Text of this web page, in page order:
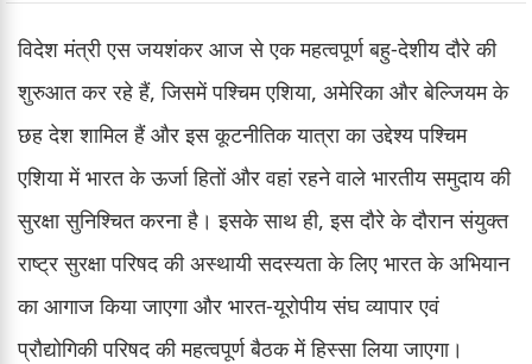
विदेश मंत्री एस जयशंकर आज से एक महत्वपूर्ण बहु-देशीय दौरे की
शुरुआत कर रहे हैं, जिसमें पश्चिम एशिया, अमेरिका और बेल्जियम के
छह देश शामिल हैं और इस कूटनीतिक यात्रा का उद्देश्य पश्चिम
एशिया में भारत के ऊर्जा हितों और वहां रहने वाले भारतीय समुदाय की
सुरक्षा सुनिश्चित करना है। इसके साथ ही, इस दौरे के दौरान संयुक्त
राष्ट्र सुरक्षा परिषद की अस्थायी सदस्यता के लिए भारत के अभियान
का आगाज किया जाएगा और भारत-यूरोपीय संघ व्यापार एवं
प्रौद्योगिकी परिषद की महत्वपूर्ण बैठक में हिस्सा लिया जाएगा।